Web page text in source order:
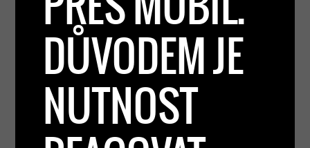
DŮVODEM JE
NUTNOST